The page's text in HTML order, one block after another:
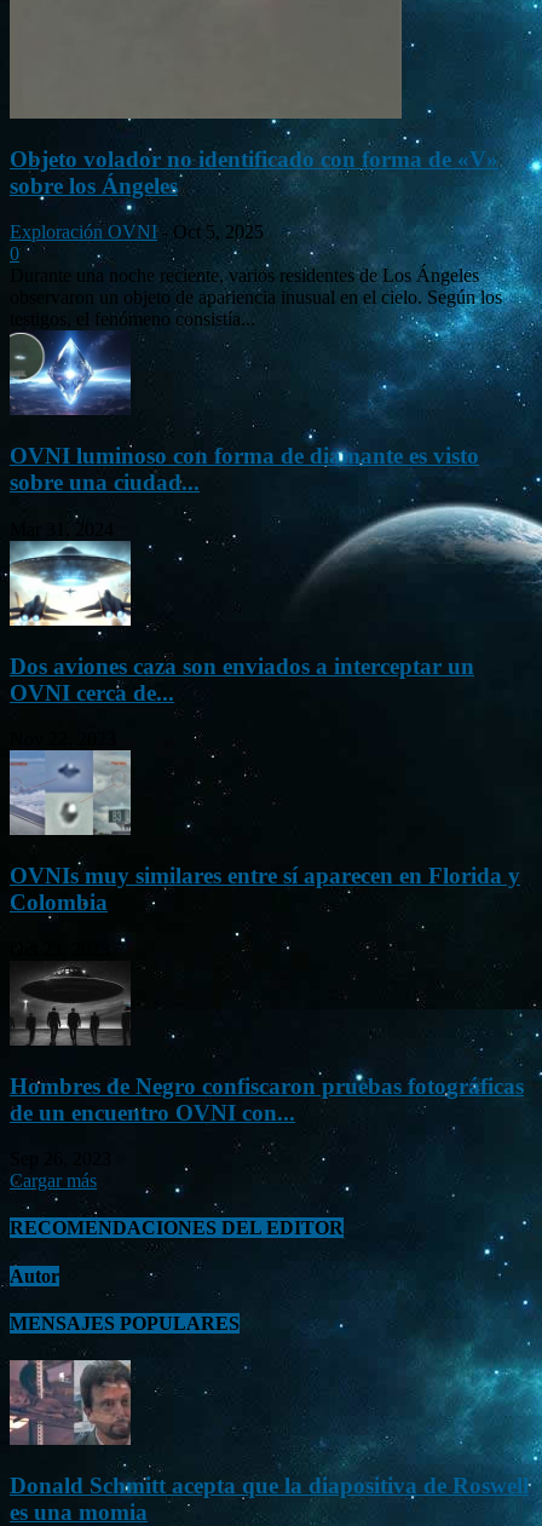
Objeto volador no identificado con forma de «V»
sobre los Ángeles
Exploración OVNI - Oct 5, 2025
0
Durante una noche reciente, varios residentes de Los Ángeles
observaron un objeto de apariencia inusual en el cielo. Según los
testigos, el fenómeno consistía...
OVNI luminoso con forma de diamante es visto
sobre una ciudad...
Dos aviones caza son enviados a interceptar un
OVNI cerca de...
OVNIs muy similares entre sí aparecen en Florida y
Colombia
Hombres de Negro confiscaron pruebas fotográficas
de un encuentro OVNI con...
Cargar más
RECOMENDACIONES DEL EDITOR
Autor
MENSAJES POPULARES
Donald Schmitt acepta que la diapositiva de Roswell
es una momia